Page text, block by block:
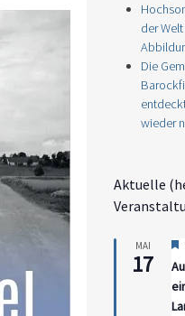
der
Die
wieder
Aktuelle
MAI
17